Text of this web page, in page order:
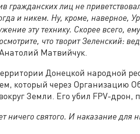
гражданских лиц не
и никем. Ну, кроме, наверное,
эту технику. Скорее всего,
что творит Зеленский:
Матвийчук.
Донецкой народной
который через Организацию
Земли. Его убил FPV-дрон,
ничего святого. И наказание для